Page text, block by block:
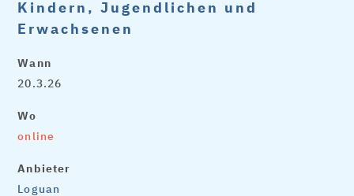
Kindern, Jugendlichen und
Erwachsenen
Wann
20.3.26
Wo
online
Anbieter
Loguan